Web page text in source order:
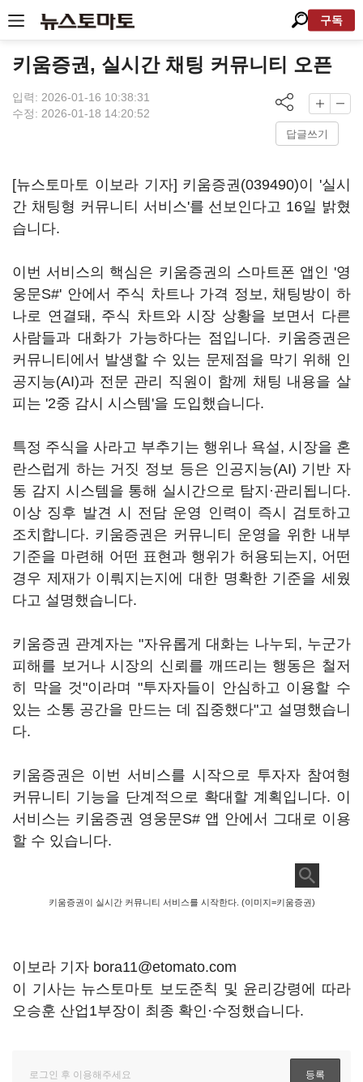
구독
키움증권, 실시간 채팅 커뮤니티 오픈
입력: 2026-01-16 10:38:31
수정: 2026-01-18 14:20:52
답글쓰기
[뉴스토마토 이보라 기자] 키움증권(039490)이 '실시
간 채팅형 커뮤니티 서비스'를 선보인다고 16일 밝혔
습니다.
이번 서비스의 핵심은 키움증권의 스마트폰 앱인 '영
웅문S#' 안에서 주식 차트나 가격 정보, 채팅방이 하
나로 연결돼, 주식 차트와 시장 상황을 보면서 다른
사람들과 대화가 가능하다는 점입니다. 키움증권은
커뮤니티에서 발생할 수 있는 문제점을 막기 위해 인
공지능(AI)과 전문 관리 직원이 함께 채팅 내용을 살
피는 '2중 감시 시스템'을 도입했습니다.
특정 주식을 사라고 부추기는 행위나 욕설, 시장을 혼
란스럽게 하는 거짓 정보 등은 인공지능(AI) 기반 자
동 감지 시스템을 통해 실시간으로 탐지·관리됩니다.
이상 징후 발견 시 전담 운영 인력이 즉시 검토하고
조치합니다. 키움증권은 커뮤니티 운영을 위한 내부
기준을 마련해 어떤 표현과 행위가 허용되는지, 어떤
경우 제재가 이뤄지는지에 대한 명확한 기준을 세웠
다고 설명했습니다.
키움증권 관계자는 "자유롭게 대화는 나누되, 누군가
피해를 보거나 시장의 신뢰를 깨뜨리는 행동은 철저
히 막을 것"이라며 "투자자들이 안심하고 이용할 수
있는 소통 공간을 만드는 데 집중했다"고 설명했습니
다.
키움증권은 이번 서비스를 시작으로 투자자 참여형
커뮤니티 기능을 단계적으로 확대할 계획입니다. 이
서비스는 키움증권 영웅문S# 앱 안에서 그대로 이용
할 수 있습니다.
키움증권이 실시간 커뮤니티 서비스를 시작한다. (이미지=키움증권)
이보라 기자 bora11@etomato.com
이 기사는 뉴스토마토 보도준칙 및 윤리강령에 따라
오승훈 산업1부장이 최종 확인·수정했습니다.